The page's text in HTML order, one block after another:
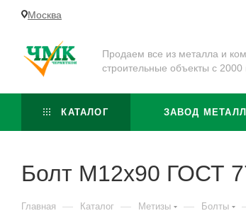
Москва
Продаем все из металла и
строительные объекты с 2000
КАТАЛОГ ЗАВОД
Болт М12x90 ГОСТ
Главная — Каталог — Метизы — Болты